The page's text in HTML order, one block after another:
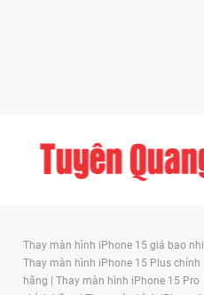
Thay màn hình iPhone 15 giá bao
Thay màn hình iPhone 15 Plus chính
hãng | Thay màn hình iPhone 15 Pro